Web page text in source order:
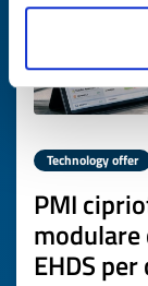
Technology offer
PMI
EHDS